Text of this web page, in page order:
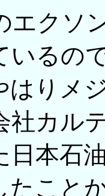
エクソ
いるの
はりメ
社カル
日本石
たこと